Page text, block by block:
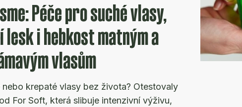
Péče pro suché vlasy,
i hebkost matným a
vlasům
nebo krepaté vlasy bez života? Otestovaly
For Soft, která slibuje intenzivní výživu,